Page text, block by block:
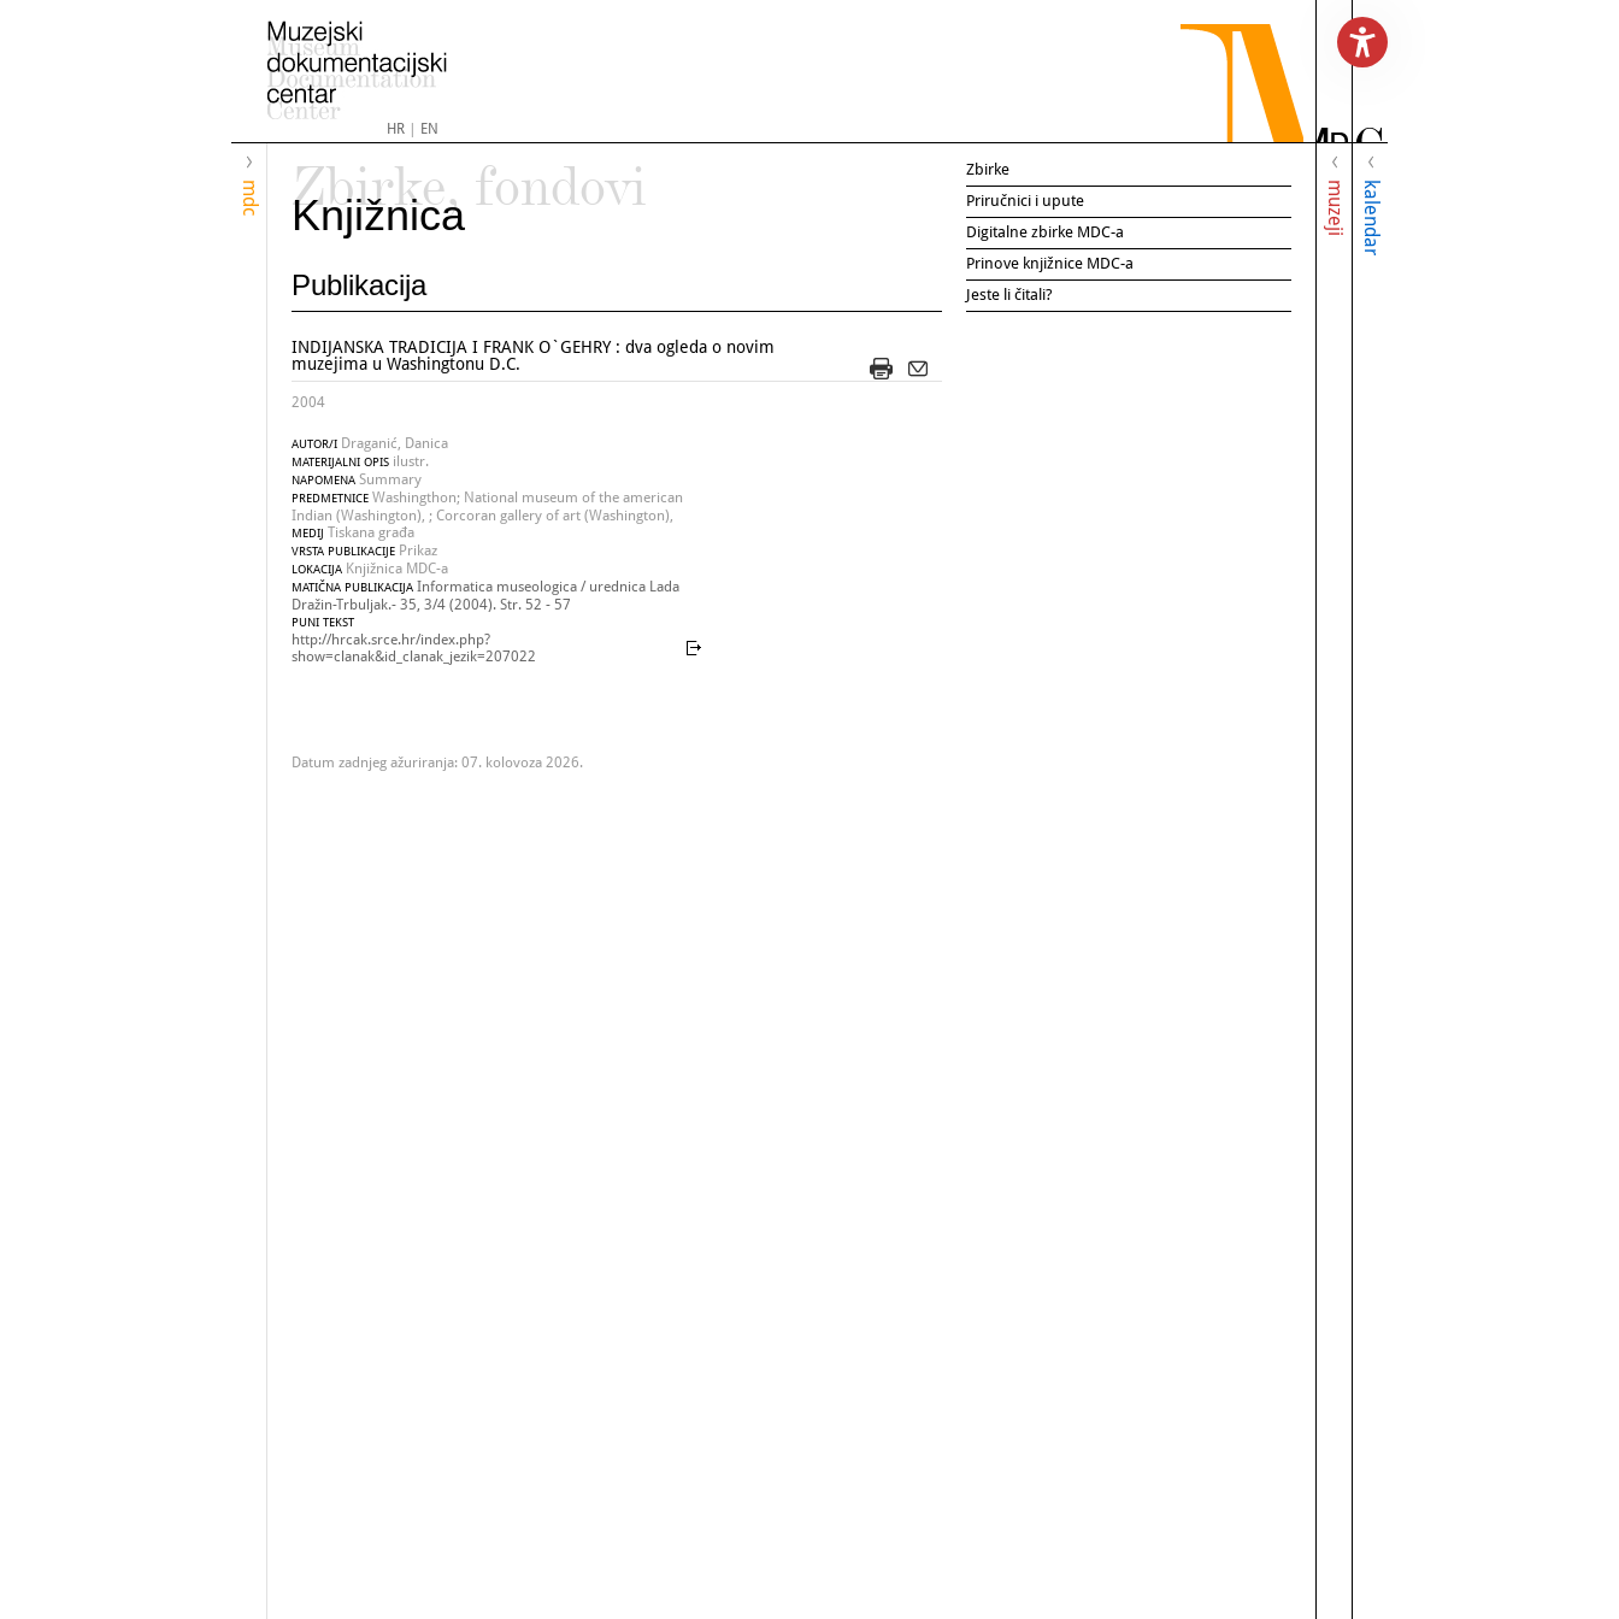
HR| EN
mdc muzeji kalendar
Zbirke, fondovi
Knjižnica
Publikacija
INDIJANSKA TRADICIJA I FRANK O`GEHRY : dva ogleda o novim
muzejima u Washingtonu D.C.
2004
AUTOR/I Draganić, Danica
MATERIJALNI OPIS ilustr.
NAPOMENA Summary
PREDMETNICE Washingthon; National museum of the american
Indian (Washington), ; Corcoran gallery of art (Washington),
MEDIJ Tiskana građa
VRSTA PUBLIKACIJE Prikaz
LOKACIJA Knjižnica MDC-a
MATIČNA PUBLIKACIJA Informatica museologica / urednica Lada
Dražin-Trbuljak.- 35, 3/4 (2004). Str. 52 - 57
PUNI TEKST
http://hrcak.srce.hr/index.php?
show=clanak&id_clanak_jezik=207022
Datum zadnjeg ažuriranja: 07. kolovoza 2026.
Zbirke
Priručnici i upute
Digitalne zbirke MDC-a
Prinove knjižnice MDC-a
Jeste li čitali?